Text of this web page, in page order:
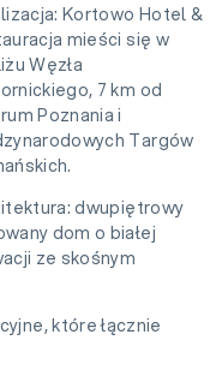
Kortowo Hotel &
mieści się w
Węzła
7 km od
Poznania i
Targów
dwupiętrowy
dom o białej
ze skośnym
które łącznie